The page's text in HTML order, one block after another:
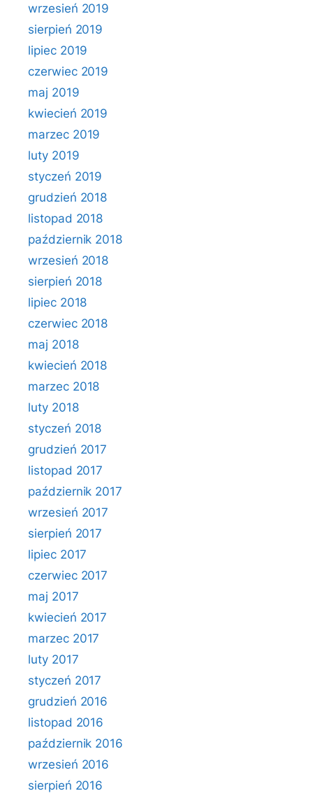
wrzesień 2019
sierpień 2019
lipiec 2019
czerwiec 2019
maj 2019
kwiecień 2019
marzec 2019
luty 2019
styczeń 2019
grudzień 2018
listopad 2018
październik 2018
wrzesień 2018
sierpień 2018
lipiec 2018
czerwiec 2018
maj 2018
kwiecień 2018
marzec 2018
luty 2018
styczeń 2018
grudzień 2017
listopad 2017
październik 2017
wrzesień 2017
sierpień 2017
lipiec 2017
czerwiec 2017
maj 2017
kwiecień 2017
marzec 2017
luty 2017
styczeń 2017
grudzień 2016
listopad 2016
październik 2016
wrzesień 2016
sierpień 2016